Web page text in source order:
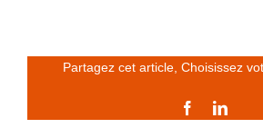
Partagez cet article, Choisissez
Facebook